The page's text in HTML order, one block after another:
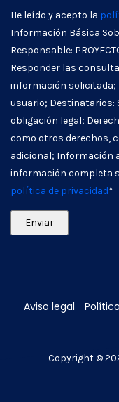
He leído y acepto la
Información Básica
Responsable:
Responder las
información solicitada;
usuario; Destinatarios:
obligación legal;
como otros derechos,
adicional; Información
información completa
política de privacidad*
Copyright ©
Aviso legal